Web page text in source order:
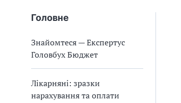
Головне
Знайомтеся — Експертус
Головбух Бюджет
Лікарняні: зразки
нарахування та оплати